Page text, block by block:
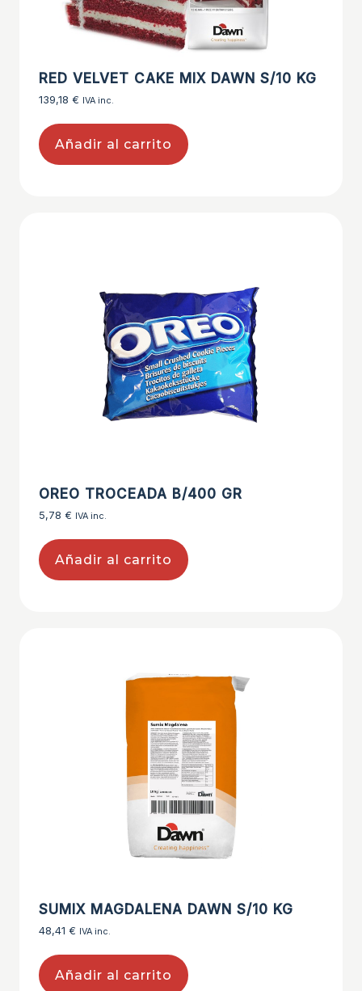
RED VELVET CAKE MIX DAWN S/10 KG
139,18 € IVA inc.
Añadir al carrito
OREO TROCEADA B/400 GR
5,78 € IVA inc.
Añadir al carrito
SUMIX MAGDALENA DAWN S/10 KG
48,41 € IVA inc.
Añadir al carrito